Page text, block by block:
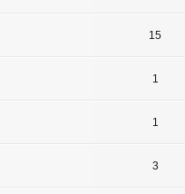
15
1
1
3